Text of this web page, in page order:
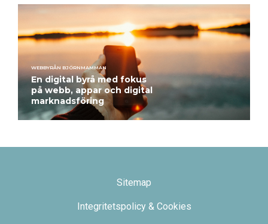
WEBBYRÅN BJÖRNMAMMAN
En digital byrå med fokus
på webb, appar och digital
marknadsföring
Sitemap
Integritetspolicy & Cookies